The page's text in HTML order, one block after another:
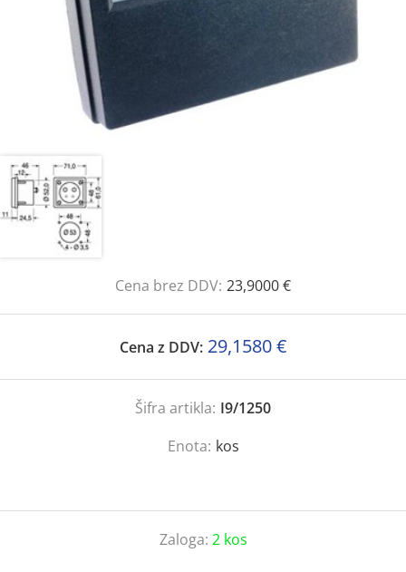
Cena brez DDV: 23,9000 €
Cena z DDV: 29,1580 €
Šifra artikla: I9/1250
Enota: kos
Zaloga: 2 kos